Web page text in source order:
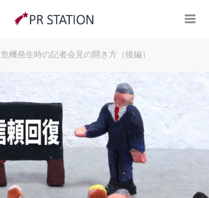
危機発生時の記者会見の開き方（後編）